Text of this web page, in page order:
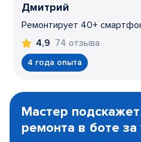
Дмитрий
Ремонтирует 40+
4,9 74 отзыва
4 года опыта
1
Мастер
ремонта в боте за